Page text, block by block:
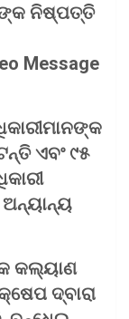
ଙ୍କ ନିଷ୍ପତ୍ତି
Message
ଏବଂ ୯୫
କଲ୍ୟାଣ
ଦ୍ବାରା